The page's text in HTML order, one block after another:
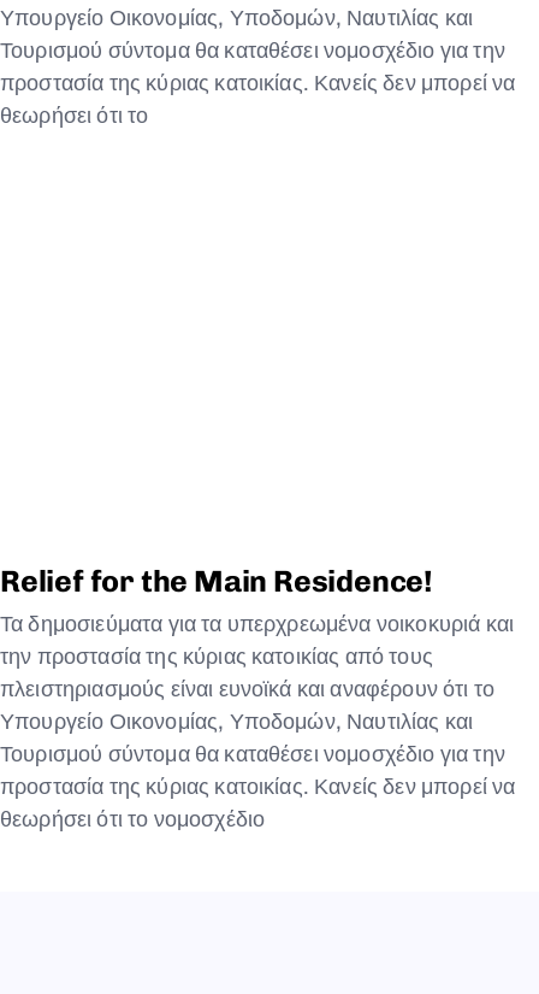
Υπουργείο Οικονομίας, Υποδομών, Ναυτιλίας και
Τουρισμού σύντομα θα καταθέσει νομοσχέδιο για την
προστασία της κύριας κατοικίας. Κανείς δεν μπορεί να
θεωρήσει ότι το
Relief for the Main Residence!
Τα δημοσιεύματα για τα υπερχρεωμένα νοικοκυριά και
την προστασία της κύριας κατοικίας από τους
πλειστηριασμούς είναι ευνοϊκά και αναφέρουν ότι το
Υπουργείο Οικονομίας, Υποδομών, Ναυτιλίας και
Τουρισμού σύντομα θα καταθέσει νομοσχέδιο για την
προστασία της κύριας κατοικίας. Κανείς δεν μπορεί να
θεωρήσει ότι το νομοσχέδιο